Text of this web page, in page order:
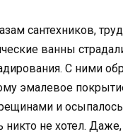
сантехников,
ванны
С ними
эмалевое
и
никто не хотел.